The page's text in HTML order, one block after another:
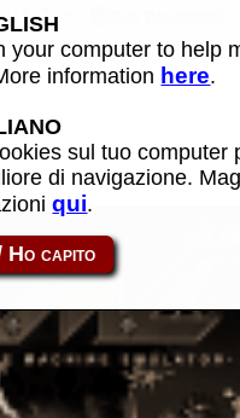
v1.1 - Software
link:
your computer to help
information here.
sul tuo computer
di navigazione.
qui.